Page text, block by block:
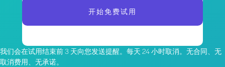
开始免费试用
我们会在试用结束前 3 天向您发送提醒。每天 24 小时取消。无合同、无
取消费用、无承诺。